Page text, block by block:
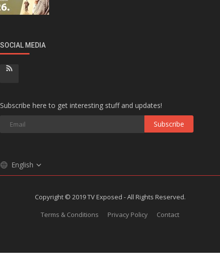
SOCIAL MEDIA
Subscribe here to get interesting stuff and updates!
Subscribe
English
Copyright © 2019 TV Exposed - All Rights Reserved.
Terms & Conditions
Privacy Policy Contact